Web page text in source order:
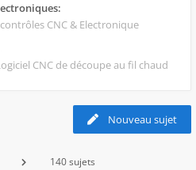
CNC & Electronique
CNC de découpe au fil chaud
Nouveau sujet
140 sujets